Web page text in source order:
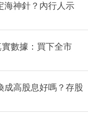
海神針？內行人示
數據：買下全市
成高股息好嗎？存股